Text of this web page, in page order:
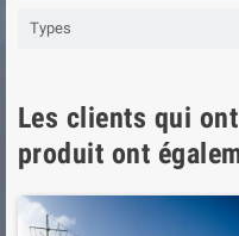
Types
Les clients qui
produit ont